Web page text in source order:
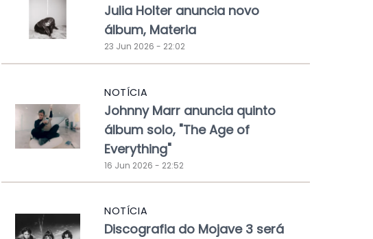
Julia Holter anuncia novo
álbum, Materia
23 Jun 2026 - 22:02
NOTÍCIA
Johnny Marr anuncia quinto
álbum solo, "The Age of
Everything"
16 Jun 2026 - 22:52
NOTÍCIA
Discografia do Mojave 3 será